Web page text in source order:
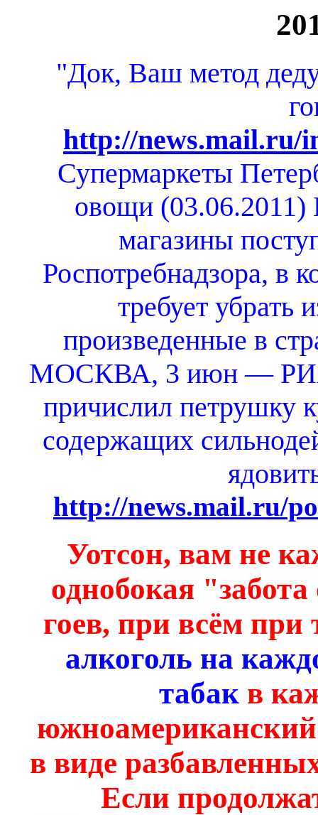
"Док, Ваш метод
http://news.mail.ru/
Супермаркеты
овощи (03.06.2011)
магазины
Роспотребнадзора, в
требует убрать
произведенные в
МОСКВА, 3 июн — РИА
причислил петрушку
содержащих
http://news.mail.ru/
Уотсон, вам не
однобокая
гоев, при всём при
алкоголь на
табак в
в виде
Если